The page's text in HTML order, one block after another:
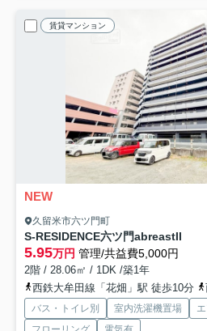
賃貸マンション
NEW
久留米市六ツ門町
S-RESIDENCE六ツ門abreastII
5.95万円 管理/共益費5,000円
2階 / 28.06㎡ / 1DK /築1年
西鉄大牟田線「花畑」駅 徒歩10分
バス・トイレ別 室内洗濯機置場